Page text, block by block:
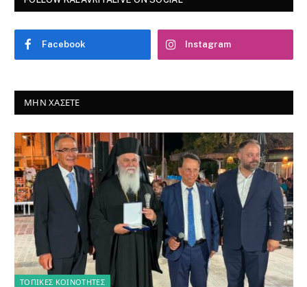
Facebook Instagram
ΜΗΝ ΧΆΣΕΤΕ
ΤΟΠΙΚΈΣ ΚΟΙΝΌΤΗΤΕΣ